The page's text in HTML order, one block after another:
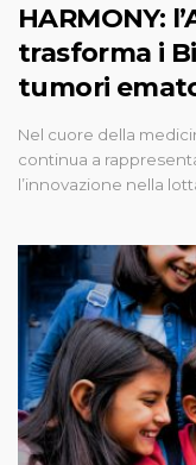
HARMONY:
trasforma i
tumori
Nel cuore della
continua a
l’innovazione nella